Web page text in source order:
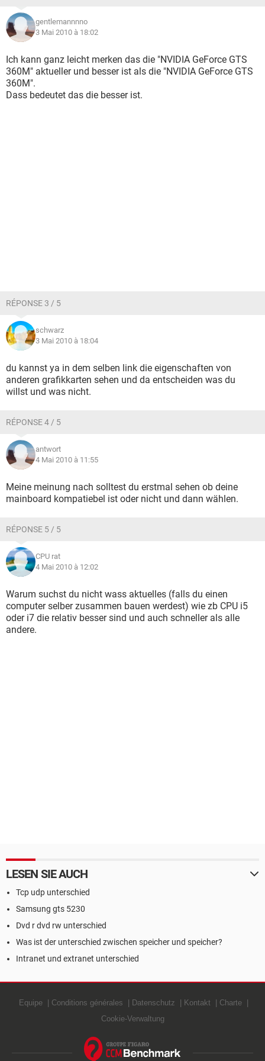
gentlemannnno
3 Mai 2010 à 18:02
Ich kann ganz leicht merken das die "NVIDIA GeForce GTS
360M" aktueller und besser ist als die "NVIDIA GeForce GTS
360M".
Dass bedeutet das die besser ist.
RÉPONSE 3 / 5
schwarz
3 Mai 2010 à 18:04
du kannst ya in dem selben link die eigenschaften von
anderen grafikkarten sehen und da entscheiden was du
willst und was nicht.
RÉPONSE 4 / 5
antwort
4 Mai 2010 à 11:55
Meine meinung nach solltest du erstmal sehen ob deine
mainboard kompatiebel ist oder nicht und dann wählen.
RÉPONSE 5 / 5
CPU rat
4 Mai 2010 à 12:02
Warum suchst du nicht wass aktuelles (falls du einen
computer selber zusammen bauen werdest) wie zb CPU i5
oder i7 die relativ besser sind und auch schneller als alle
andere.
LESEN SIE AUCH
Tcp udp unterschied
Samsung gts 5230
Dvd r dvd rw unterschied
Was ist der unterschied zwischen speicher und speicher?
Intranet und extranet unterschied
Equipe Conditions générales Datenschutz Kontakt
Charte
Cookie-Verwaltung